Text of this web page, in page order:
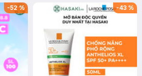
-52% -43 %